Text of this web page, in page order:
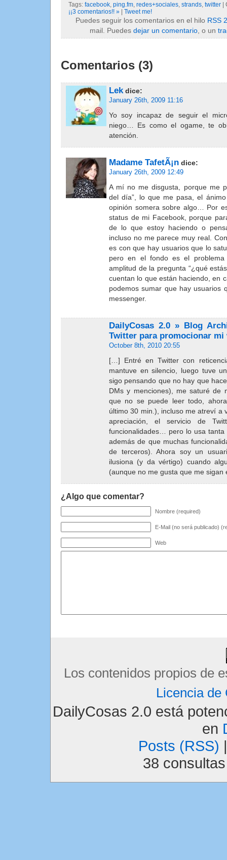
Tags: facebook ping.fm redes+sociales strands twitter |
¡¡3 comentarios!! » | Tweet me!
Puedes seguir los comentarios en el hilo RSS
mail. Puedes dejar un comentario , o un
Comentarios (3)
Lek dice:
January 26th, 2009 11:16
Yo soy incapaz de seguir el
niego… Es como el ogame, te
atención.
Madame TafetÃ¡n dice:
January 26th, 2009 12:49
A mí no me disgusta, porque me
del día”, lo que me pasa, el
opinión somera sobre algo… Por
status de mi Facebook, porque
de lo que estoy haciendo o
incluso no me parece muy real.
es con que hay usuarios que lo
pero en el fondo es el
amplitud de la pregunta “¿qué
cuentan lo que están haciendo, en
podemos sumar que hay usuarios
messenger.
DailyCosas 2.0 » Blog
Twitter para promocionar mi
October 8th, 2010 20:55
[…] Entré en Twitter con
mantuve en silencio, luego tuve
sigo pensando que no hay que
DMs y menciones), me saturé de
que no se puede leer todo,
último 30 min.), incluso me atreví a
apreciación, el servicio de
funcionalidades… pero lo usa
además de que muchas
de terceros). Ahora soy un
ilusiona (y da vértigo) cuando
(aunque no me gusta que me
¿Algo que comentar?
Nombre (required)
E-Mail (no será publicado)
Web
Los contenidos propios de
Licencia de
DailyCosas 2.0 está
en
Posts (RSS)
38